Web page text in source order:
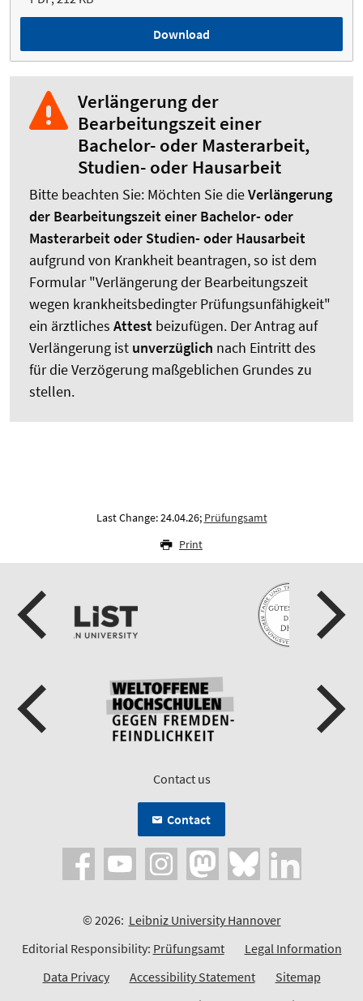
Download
Verlängerung der
Bearbeitungszeit einer
Bachelor- oder Masterarbeit,
Studien- oder Hausarbeit
Bitte beachten Sie: Möchten Sie dieVerlängerung
der Bearbeitungszeit einer Bachelor- oder
Masterarbeit oder Studien- oder Hausarbeit
aufgrund von Krankheit beantragen, so ist dem
Formular "Verlängerung der Bearbeitungszeit
wegen krankheitsbedingter Prüfungsunfähigkeit"
ein ärztliches Attest beizufügen. Der Antrag auf
Verlängerung ist unverzüglich nach Eintritt des
für die Verzögerung maßgeblichen Grundes zu
stellen.
Last Change: 24.04.26; Prüfungsamt
Print
Contact us
Contact
© 2026: Leibniz University Hannover
Editorial Responsibility: Prüfungsamt
Legal Information
Data Privacy
Accessibility Statement
Sitemap